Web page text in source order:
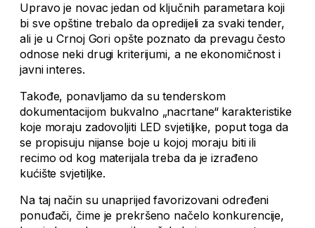
Upravo je novac jedan od ključnih parametara koji
bi sve opštine trebalo da opredijeli za svaki tender,
ali je u Crnoj Gori opšte poznato da prevagu često
odnose neki drugi kriterijumi, a ne ekonomičnost i
javni interes.
Takođe, ponavljamo da su tenderskom
dokumentacijom bukvalno „nacrtane“ karakteristike
koje moraju zadovoljiti LED svjetiljke, poput toga da
se propisuju nijanse boje u kojoj moraju biti ili
recimo od kog materijala treba da je izrađeno
kućište svjetiljke.
Na taj način su unaprijed favorizovani određeni
ponuđači, čime je prekršeno načelo konkurencije,